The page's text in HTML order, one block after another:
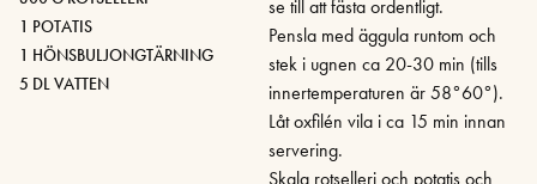
1 POTATIS
1 HÖNSBULJONGTÄRNING
5 DL VATTEN
se till att fästa ordentligt.
Pensla med äggula runtom och
stek i ugnen ca 20-30 min (tills
innertemperaturen är 58°60°).
Låt oxfilén vila i ca 15 min innan
servering.
Skala rotselleri och potatis och